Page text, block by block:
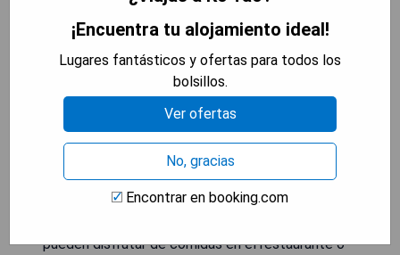
Frente a la playa, Sai Daeng Resort ofrece
alojamiento de 4 estrellas en Koh Tao, con una
piscina al aire libre, jardín y salón compartido. Este
resort de 4 estrellas dispone de diversas
instalaciones para deportes acuáticos, servicio a
pueden disfrutar de comidas en el restaurante o
¡Encuentra tu alojamiento ideal!
Lugares fantásticos y ofertas para todos los
bolsillos.
Ver ofertas
No, gracias
Encontrar en booking.com